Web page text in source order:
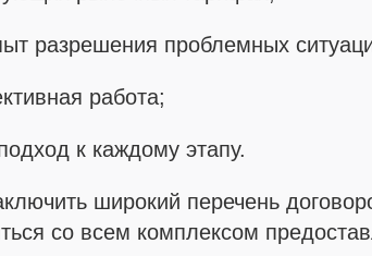
разрешения проблемных
работа;
к каждому этапу.
широкий перечень
со всем комплексом